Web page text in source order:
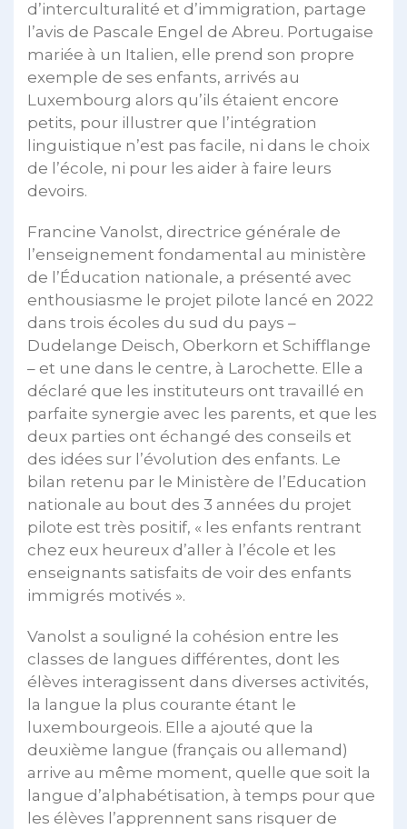
d’interculturalité et d’immigration, partage
l’avis de Pascale Engel de Abreu. Portugaise
mariée à un Italien, elle prend son propre
exemple de ses enfants, arrivés au
Luxembourg alors qu’ils étaient encore
petits, pour illustrer que l’intégration
linguistique n’est pas facile, ni dans le choix
de l’école, ni pour les aider à faire leurs
devoirs.
Francine Vanolst, directrice générale de
l’enseignement fondamental au ministère
de l’Éducation nationale, a présenté avec
enthousiasme le projet pilote lancé en 2022
dans trois écoles du sud du pays –
Dudelange Deisch, Oberkorn et Schifflange
– et une dans le centre, à Larochette. Elle a
déclaré que les instituteurs ont travaillé en
parfaite synergie avec les parents, et que les
deux parties ont échangé des conseils et
des idées sur l’évolution des enfants. Le
bilan retenu par le Ministère de l’Education
nationale au bout des 3 années du projet
pilote est très positif, « les enfants rentrant
chez eux heureux d’aller à l’école et les
enseignants satisfaits de voir des enfants
immigrés motivés ».
Vanolst a souligné la cohésion entre les
classes de langues différentes, dont les
élèves interagissent dans diverses activités,
la langue la plus courante étant le
luxembourgeois. Elle a ajouté que la
deuxième langue (français ou allemand)
arrive au même moment, quelle que soit la
langue d’alphabétisation, à temps pour que
les élèves l’apprennent sans risquer de